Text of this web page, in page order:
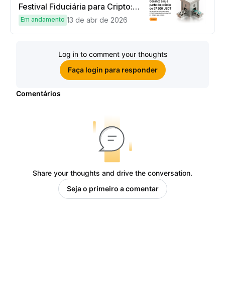
Festival Fiduciária para Cripto:
complete tarefas simples e
Em andamento 13 de abr de 2026
Log in to comment your thoughts
Faça login para responder
Comentários
Share your thoughts and drive the conversation.
Seja o primeiro a comentar